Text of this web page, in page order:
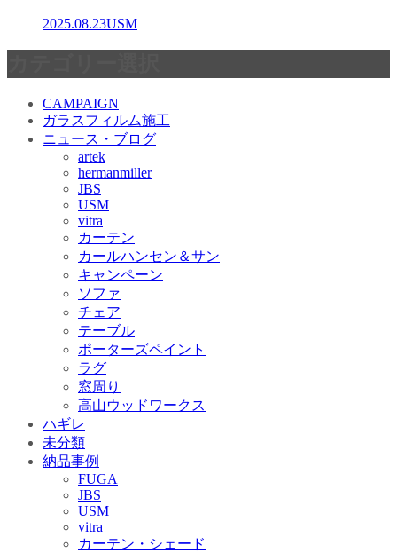
2025.08.23USM
CAMPAIGN
ガラスフィルム施工
ニュース・ブログ
artek
hermanmiller
JBS
USM
vitra
カーテン
カールハンセン＆サン
キャンペーン
ソファ
チェア
テーブル
ポーターズペイント
ラグ
窓周り
高山ウッドワークス
ハギレ
未分類
納品事例
FUGA
JBS
USM
vitra
カーテン・シェード